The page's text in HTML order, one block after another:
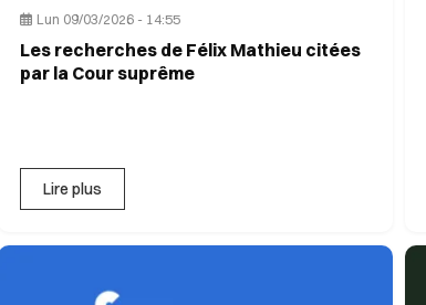
Lun 09/03/2026 - 14:55
Les recherches de Félix Mathieu citées
par la Cour suprême
Lire plus